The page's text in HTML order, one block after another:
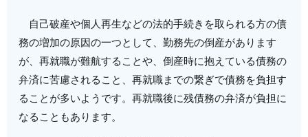
自己破産や個人再生などの法的手続きを取られる方の債
務の増加の原因の一つとして、勤務先の倒産があります
が、再就職が難航することや、倒産時に抱えている債務の
弁済に苦慮されること、再就職までの繋ぎで債務を負担す
ることが多いようです。再就職後に残債務の弁済が負担に
なることもあります。